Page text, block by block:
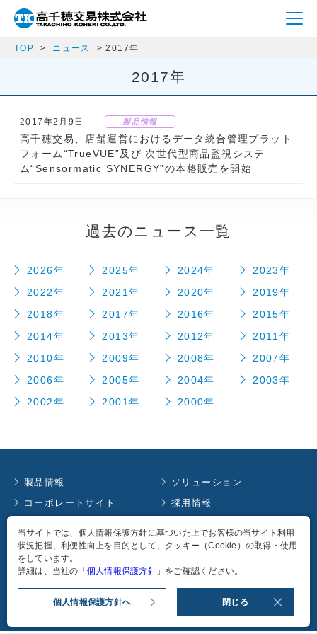
TOP ニュース 2017年
2017年
2017年2月9日 製品情報
高千穂交易、店舗運営におけるデータ統合管理プラット
フォーム“TrueVUE”及び 次世代型商品監視システ
ム“Sensormatic SYNERGY”の本格販売を開始
過去のニュース一覧
2026年 2025年 2024年
2023年
2022年
2021年 2020年
2019年
2018年
2017年 2016年
2015年
2014年
2013年 2012年
2011年
2010年
2009年 2008年
2007年
2006年
2005年 2004年
2003年
2002年
2001年 2000年
製品情報
ソリューション
コーポレートサイト
採用情報
コラム
English
個人情報保護方針
Copyright2026TAKACHIHO KOHEKI CO., LTD. all rights reserved.
当サイトでは、個人情報保護方針に基づいた上でお客様の当サイト利用
状況把握、利便性向上を目的として、クッキー（Cookie）の取得・使用
をしています。
詳細は、当社の「 個人情報保護方針」をご確認ください。
個人情報保護方針へ 閉じる